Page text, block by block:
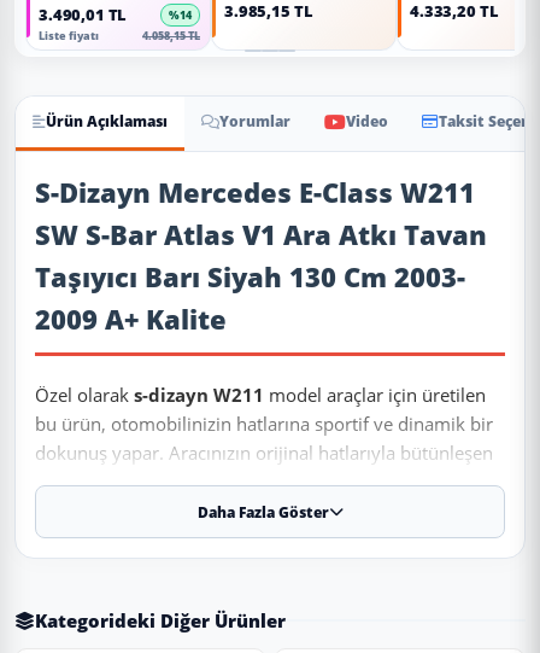
3.490,01 TL
%14
Liste fiyatı
4.058,15 TL
3.985,15 TL 4.333,20 TL
Ürün Açıklaması Yorumlar Video Taksit
Ürün Açıklaması
S-Dizayn Mercedes E-Class W211
SW S-Bar Atlas V1 Ara Atkı Tavan
Taşıyıcı Barı Siyah 130 Cm 2003-
2009 A+ Kalite
Özel olarak s-dizayn W211 model araçlar için üretilen
bu ürün, otomobilinizin hatlarına sportif ve dinamik bir
dokunuş yapar. Aracınızın orijinal hatlarıyla bütünleşen
modern tasarımı keşfedin.
✨ Ürün Özellikleri ve Avantajları
2003 - 2004 - 2005 - 2006 - 2007 - 2008 -
2009 modelleriyle tam uyumludur.
Daha Fazla Göster
Kategorideki Diğer Ürünler